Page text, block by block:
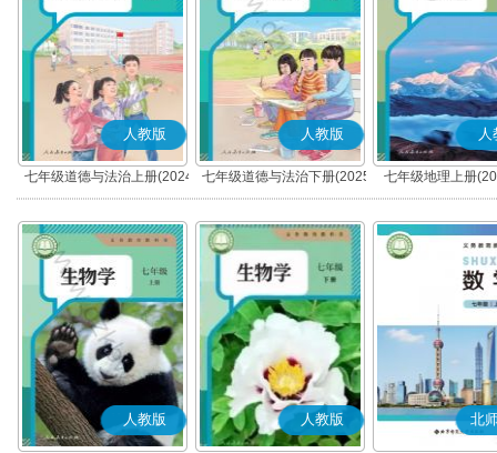
人教版
七年级道德与法治上册(2024
秋版)(部编版)
人教版
七年级道德与法治下册(2025
春版)(部编版)
人
七年级地理上册
人教版 人教版 北